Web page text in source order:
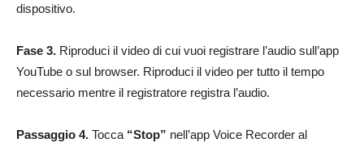
dispositivo.
Fase 3. Riproduci il video di cui vuoi registrare l’audio sull’app
YouTube o sul browser. Riproduci il video per tutto il tempo
necessario mentre il registratore registra l’audio.
Passaggio 4. Tocca “Stop” nell’app Voice Recorder al